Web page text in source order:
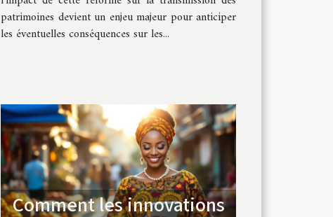
patrimoines devient un enjeu majeur pour anticiper
les éventuelles conséquences sur les...
Comment les innovations